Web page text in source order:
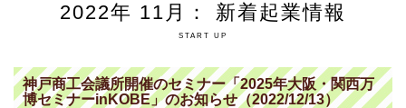
2022年 11月： 新着起業情報
START UP
神戸商工会議所開催のセミナー「2025年大阪・関西万
博セミナーinKOBE」のお知らせ（2022/12/13）